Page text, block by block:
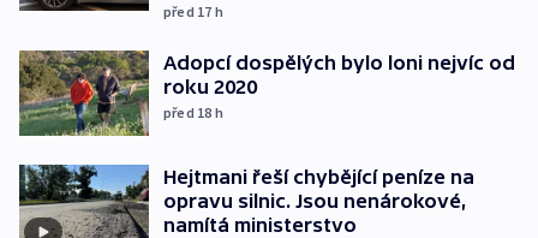
před 17 h
Adopcí dospělých bylo loni nejvíc od
roku 2020
před 18 h
Hejtmani řeší chybějící peníze na
opravu silnic. Jsou nenárokové,
namítá ministerstvo